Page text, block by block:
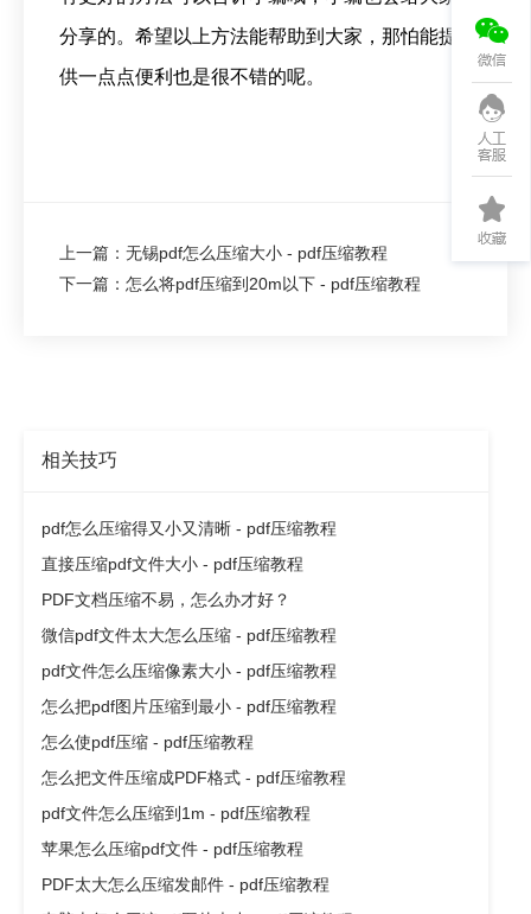
分享的。希望以上方法能帮助到大家，那怕能提
供一点点便利也是很不错的呢。
上一篇：无锡pdf怎么压缩大小 - pdf压缩教程
下一篇：怎么将pdf压缩到20m以下 - pdf压缩教程
相关技巧
pdf怎么压缩得又小又清晰 - pdf压缩教程
直接压缩pdf文件大小 - pdf压缩教程
PDF文档压缩不易，怎么办才好？
微信pdf文件太大怎么压缩 - pdf压缩教程
pdf文件怎么压缩像素大小 - pdf压缩教程
怎么把pdf图片压缩到最小 - pdf压缩教程
怎么使pdf压缩 - pdf压缩教程
怎么把文件压缩成PDF格式 - pdf压缩教程
pdf文件怎么压缩到1m - pdf压缩教程
苹果怎么压缩pdf文件 - pdf压缩教程
PDF太大怎么压缩发邮件 - pdf压缩教程